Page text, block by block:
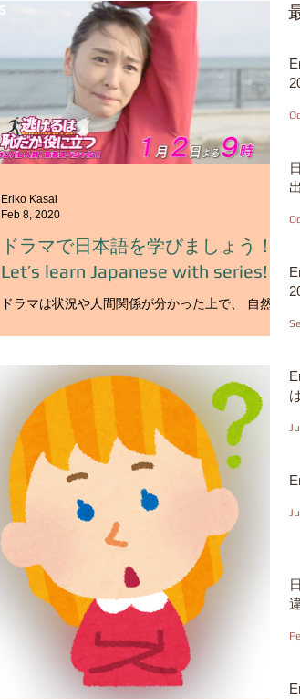
めていない。 ありのまま。もって生まれたまま。
飾り気がない。 もと。はじめ。もとになるも
ドラマで日本語を学びましょう！
Let’s learn Japanese with series!
ドラマは状況や人間関係が分かった上で、 自然な
が高かったこちらです。 『逃げるは恥だか役にた
つ』 主人公の女の子が真面目に勉強して大学院を
Eriko Kasai
Feb 8, 2020